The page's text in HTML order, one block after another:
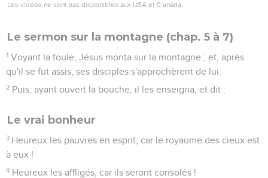
Les vidéos ne sont pas disponibles aux USA et C anada.
Le sermon sur la montagne (chap. 5 à 7)
1 Voyant la foule, Jésus monta sur la montagne ; et, après
qu'il se fut assis, ses disciples s'approchèrent de lui.
2 Puis, ayant ouvert la bouche, il les enseigna, et dit :
Le vrai bonheur
3 Heureux les pauvres en esprit, car le royaume des cieux est
à eux !
4 Heureux les affligés, car ils seront consolés !